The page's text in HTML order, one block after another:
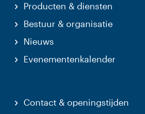
Producten & diensten
Bestuur & organisatie
Nieuws
Evenementenkalender
Contact & openingstijden